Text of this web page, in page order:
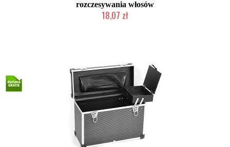
rozczesywania włosów
18,07 zł